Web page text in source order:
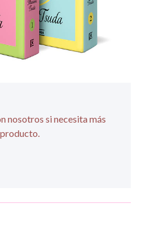
nosotros si necesita más